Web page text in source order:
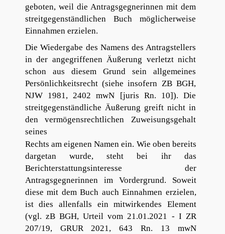
geboten, weil die Antragsgegnerinnen mit dem
streitgegenständlichen Buch möglicherweise
Einnahmen erzielen.
Die Wiedergabe des Namens des Antragstellers
in der angegriffenen Äußerung verletzt nicht
schon aus diesem Grund sein allgemeines
Persönlichkeitsrecht (siehe insofern ZB BGH,
NJW 1981, 2402 mwN [juris Rn. 10]). Die
streitgegenständliche Äußerung greift nicht in
den vermögensrechtlichen Zuweisungsgehalt
seines
Rechts am eigenen Namen ein. Wie oben bereits
dargetan wurde, steht bei ihr das
Berichterstattungsinteresse der
Antragsgegnerinnen im Vordergrund. Soweit
diese mit dem Buch auch Einnahmen erzielen,
ist dies allenfalls ein mitwirkendes Element
(vgl. zB BGH, Urteil vom 21.01.2021 - I ZR
207/19, GRUR 2021, 643 Rn. 13 mwN